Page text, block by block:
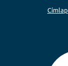
Címlap